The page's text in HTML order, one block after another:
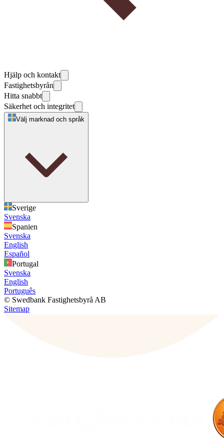
Hjälp och kontakt
Fastighetsbyrån
Hitta snabbt
Säkerhet och integritet
Välj marknad och språk
Sverige
Svenska
Spanien
Svenska
English
Español
Portugal
Svenska
English
Português
© Swedbank Fastighetsbyrå AB
Sitemap